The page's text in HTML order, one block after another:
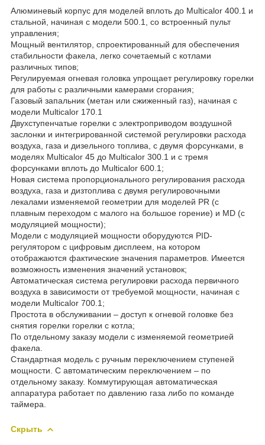
Алюминевый корпус для моделей вплоть до Multicalor 400.1 и
стальной, начиная с модели 500.1, со встроенный пульт
управления;
Мощный вентилятор, спроектированный для обеспечения
стабильности факела, легко сочетаемый с котлами
различных типов;
Регулируемая огневая головка упрощает регулировку горелки
для работы с различными камерами сгорания;
Газовый запальник (метан или сжиженный газ), начиная с
модели Multicalor 170.1
Двухступенчатые горелки с электроприводом воздушной
заслонки и интегрированной системой регулировки расхода
воздуха, газа и дизельного топлива, с двумя форсунками, в
моделях Multicalor 45 до Multicalor 300.1 и с тремя
форсунками вплоть до Multicalor 600.1;
Новая система пропорционального регулирования расхода
воздуха, газа и дизтоплива с двумя регулировочными
лекалами изменяемой геометрии для моделей PR (с
плавным переходом с малого на большое горение) и MD (с
модуляцией мощности);
Модели с модуляцией мощности оборудуются PID-
регулятором с цифровым дисплеем, на котором
отображаются фактические значения параметров. Имеется
возможность изменения значений установок;
Автоматическая система регулировки расхода первичного
воздуха в зависимости от требуемой мощности, начиная с
модели Multicalor 700.1;
Простота в обслуживании – доступ к огневой головке без
снятия горелки горелки с котла;
По отдельному заказу модели с изменяемой геометрией
факела.
Стандартная модель с ручным переключением ступеней
мощности. С автоматическим переключением – по
отдельному заказу. Коммутирующая автоматическая
аппаратура работает по давлению газа либо по команде
таймера.
Скрыть